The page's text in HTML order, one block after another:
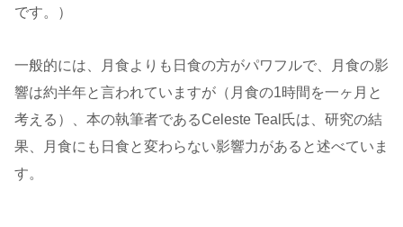
です。）
一般的には、月食よりも日食の方がパワフルで、月食の影
響は約半年と言われていますが（月食の1時間を一ヶ月と
考える）、本の執筆者であるCeleste Teal氏は、研究の結
果、月食にも日食と変わらない影響力があると述べていま
す。